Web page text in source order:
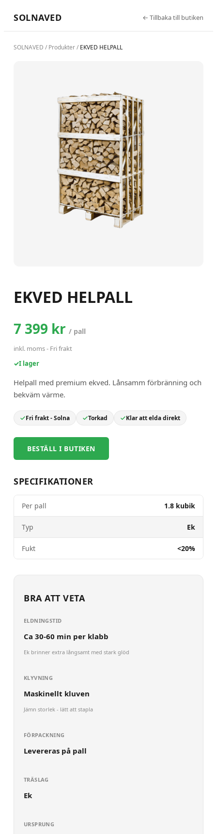
SOLNAVED ← Tillbaka till butiken
SOLNAVED / Produkter/ EKVED HELPALL
EKVED HELPALL
7 399 kr / pall
inkl. moms- Fri frakt
✓I lager
Helpall med premium ekved. Lånsamm förbränning och
bekväm värme.
Fri frakt - Solna Torkad Klar att elda direkt
BESTÄLL I BUTIKEN
SPECIFIKATIONER
Per pall 1.8 kubik
Typ Ek
Fukt <20%
BRA ATT VETA
ELDNINGSTID
Ca 30-60 min per klabb
Ek brinner extra långsamt med stark glöd
KLYVNING
Maskinellt kluven
Jämn storlek - lätt att stapla
FÖRPACKNING
Levereras på pall
TRÄSLAG
Ek
URSPRUNG